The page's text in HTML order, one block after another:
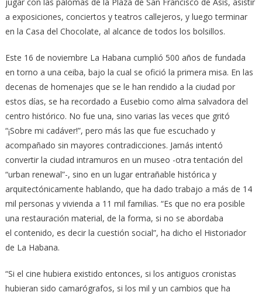
a exposiciones, conciertos y teatros callejeros, y luego terminar
en la Casa del Chocolate, al alcance de todos los bolsillos.
Este 16 de noviembre La Habana cumplió 500 años de fundada
en torno a una ceiba, bajo la cual se ofició la primera misa. En las
decenas de homenajes que se le han rendido a la ciudad por
estos días, se ha recordado a Eusebio como alma salvadora del
centro histórico. No fue una, sino varias las veces que gritó
“¡Sobre mi cadáver!”, pero más las que fue escuchado y
acompañado sin mayores contradicciones. Jamás intentó
convertir la ciudad intramuros en un museo -otra tentación del
“urban renewal”-, sino en un lugar entrañable histórica y
arquitectónicamente hablando, que ha dado trabajo a más de 14
mil personas y vivienda a 11 mil familias. “Es que no era posible
una restauración material, de la forma, si no se abordaba
el contenido, es decir la cuestión social”, ha dicho el Historiador
de La Habana.
“Si el cine hubiera existido entonces, si los antiguos cronistas
hubieran sido camarógrafos, si los mil y un cambios que ha